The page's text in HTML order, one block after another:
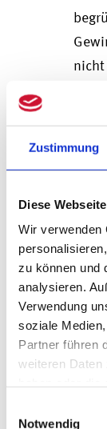
Zustimmung
Diese
Wir verwenden
zu können und
analysieren.
Verwendung
soziale
Partner führen
weiteren Daten
Notwendig
Bei
Dies